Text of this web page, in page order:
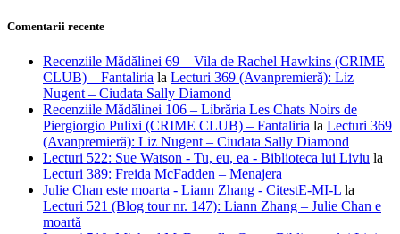
Comentarii recente
Recenziile Mădălinei 69 – Vila de Rachel Hawkins (CRIME
CLUB) – Fantaliria la Lecturi 369 (Avanpremieră): Liz
Nugent – Ciudata Sally Diamond
Recenziile Mădălinei 106 – Librăria Les Chats Noirs de
Piergiorgio Pulixi (CRIME CLUB) – Fantaliria la Lecturi 369
(Avanpremieră): Liz Nugent – Ciudata Sally Diamond
Lecturi 522: Sue Watson - Tu, eu, ea - Biblioteca lui Liviu la
Lecturi 389: Freida McFadden – Menajera
Julie Chan este moarta - Liann Zhang - CitestE-MI-L la
Lecturi 521 (Blog tour nr. 147): Liann Zhang – Julie Chan e
moartă